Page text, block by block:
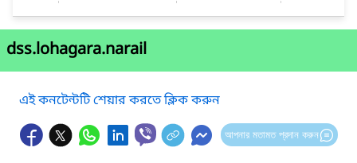
dss.lohagara.narail
এই কনটেন্টটি শেয়ার করতে ক্লিক করুন
আপনার মতামত প্রদান করুন